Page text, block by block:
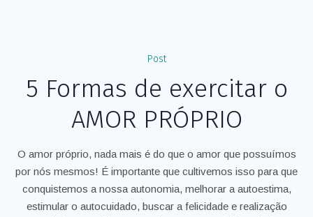
Post
5 Formas de exercitar o
AMOR PRÓPRIO
O amor próprio, nada mais é do que o amor que possuímos
por nós mesmos! É importante que cultivemos isso para que
conquistemos a nossa autonomia, melhorar a autoestima,
estimular o autocuidado, buscar a felicidade e realização